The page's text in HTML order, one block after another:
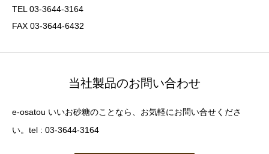
TEL 03-3644-3164
FAX 03-3644-6432
当社製品のお問い合わせ
e-osatou いいお砂糖のことなら、お気軽にお問い合せくださ
い。tel : 03-3644-3164